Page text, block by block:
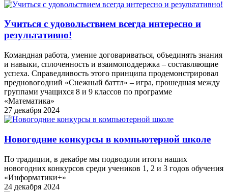
Учиться с удовольствием всегда интересно и
результативно!
Командная работа, умение договариваться, объединять знания
и навыки, сплоченность и взаимоподдержка – составляющие
успеха. Справедливость этого принципа продемонстрировал
предновогодний «Снежный баттл» – игра, прошедшая между
группами учащихся 8 и 9 классов по программе
«Математика»
27 декабря 2024
Новогодние конкурсы в компьютерной школе
По традиции, в декабре мы подводили итоги наших
новогодних конкурсов среди учеников 1, 2 и 3 годов обучения
«Информатики+»
24 декабря 2024